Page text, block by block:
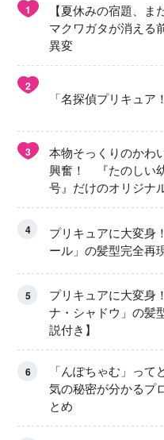
1
【夏休みの宿題、
マクワガタが消える
異変
2
「名探偵プリキュア
3
本物そっくりのかわ
興奮！ 『たのしい
号』だけのオリジナ
ア くるくるせんた
4
プリキュアに大変
ール」の髪型完全再
5
プリキュアに大変
ナ・シャドウ」の髪
説付き】
6
「んぽちゃむ」っ
気の秘密が分かるプ
とめ